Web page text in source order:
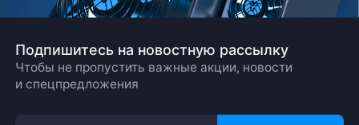
Подпишитесь на новостную рассылку
Чтобы не пропустить важные акции, новости
и спецпредложения